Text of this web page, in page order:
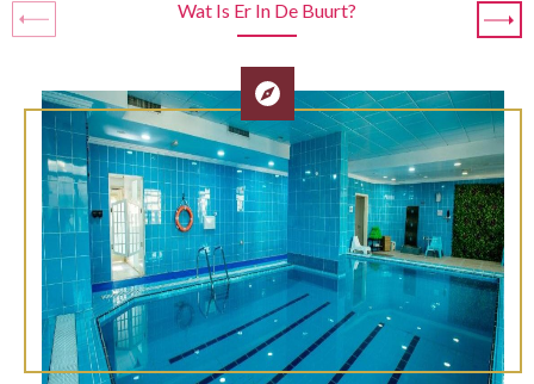
Wat Is Er In De Buurt?